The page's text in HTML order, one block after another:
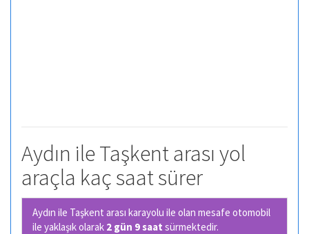
Aydın ile Taşkent arası yol
araçla kaç saat sürer
Aydın ile Taşkent arası karayolu ile olan mesafe otomobil
ile yaklaşık olarak 2 gün 9 saat sürmektedir.